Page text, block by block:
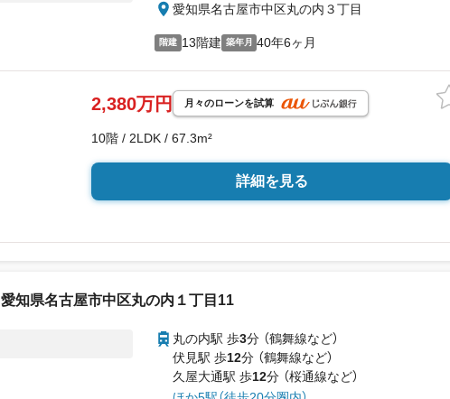
愛知県名古屋市中区丸の内３丁目
階建 13階建 築年月 40年6ヶ月
2,380万円 月々のローンを試算
10階 / 2LDK / 67.3m²
詳細を見る
愛知県名古屋市中区丸の内１丁目11
丸の内駅 歩3分 （鶴舞線など）
伏見駅 歩12分 （鶴舞線など）
久屋大通駅 歩12分 （桜通線など）